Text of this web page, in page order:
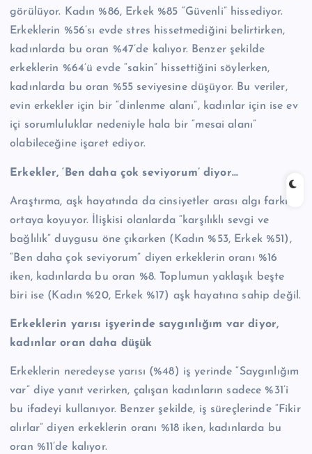
görülüyor. Kadın %86, Erkek %85 “Güvenli” hissediyor.
Erkeklerin %56’sı evde stres hissetmediğini belirtirken,
kadınlarda bu oran %47’de kalıyor. Benzer şekilde
erkeklerin %64’ü evde “sakin” hissettiğini söylerken,
kadınlarda bu oran %55 seviyesine düşüyor. Bu veriler,
evin erkekler için bir “dinlenme alanı”, kadınlar için ise ev
içi sorumluluklar nedeniyle hala bir “mesai alanı”
olabileceğine işaret ediyor.
Erkekler, ‘Ben daha çok seviyorum’ diyor…
Araştırma, aşk hayatında da cinsiyetler arası algı farkını
ortaya koyuyor. İlişkisi olanlarda “karşılıklı sevgi ve
bağlılık” duygusu öne çıkarken (Kadın %53, Erkek %51),
“Ben daha çok seviyorum” diyen erkeklerin oranı %16
iken, kadınlarda bu oran %8. Toplumun yaklaşık beşte
biri ise (Kadın %20, Erkek %17) aşk hayatına sahip değil.
Erkeklerin yarısı işyerinde saygınlığım var diyor,
kadınlar oran daha düşük
Erkeklerin neredeyse yarısı (%48) iş yerinde “Saygınlığım
var” diye yanıt verirken, çalışan kadınların sadece %31’i
bu ifadeyi kullanıyor. Benzer şekilde, iş süreçlerinde “Fikir
alırlar” diyen erkeklerin oranı %18 iken, kadınlarda bu
oran %11’de kalıyor.